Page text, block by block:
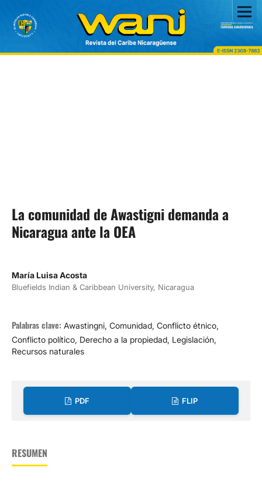
La comunidad de Awastigni demanda a
Nicaragua ante la OEA
María Luisa Acosta
Bluefields Indian & Caribbean University, Nicaragua
Palabras clave: Awastingni, Comunidad, Conflicto étnico,
Conflicto político, Derecho a la propiedad, Legislación,
Recursos naturales
PDF FLIP
RESUMEN